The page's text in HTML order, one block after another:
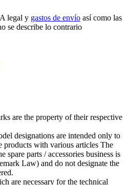
legal y gastos de envío así como las
se describe lo contrario
are the property of their respective
designations are intended only to
products with various articles The
spare parts / accessories business is
Law) and do not designate the
are necessary for the technical